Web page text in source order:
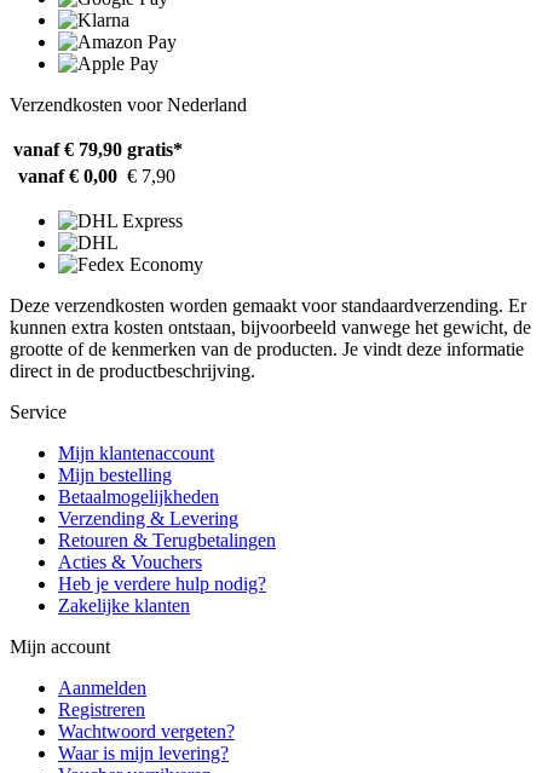
Verzendkosten voor Nederland
vanaf € 79,90 gratis*
vanaf € 0,00 € 7,90
Deze verzendkosten worden gemaakt voor standaardverzending. Er
kunnen extra kosten ontstaan, bijvoorbeeld vanwege het gewicht, de
grootte of de kenmerken van de producten. Je vindt deze informatie
direct in de productbeschrijving.
Service
Mijn klantenaccount
Mijn bestelling
Betaalmogelijkheden
Verzending & Levering
Retouren & Terugbetalingen
Acties & Vouchers
Heb je verdere hulp nodig?
Zakelijke klanten
Mijn account
Aanmelden
Registreren
Wachtwoord vergeten?
Waar is mijn levering?